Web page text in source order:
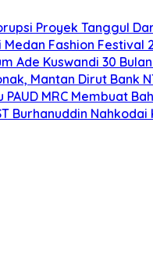
Proyek Tanggul
Fashion Festival
Ade Kuswandi 30
Mantan Dirut Bank
MRC Membuat
Burhanuddin